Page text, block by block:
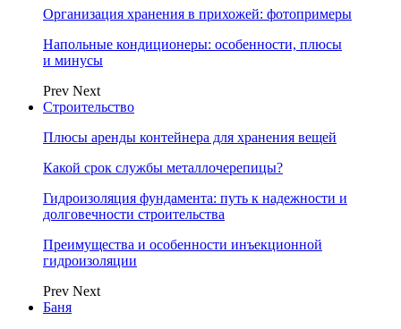
Организация хранения в прихожей: фотопримеры
Напольные кондиционеры: особенности, плюсы
и минусы
Prev Next
Строительство
Плюсы аренды контейнера для хранения вещей
Какой срок службы металлочерепицы?
Гидроизоляция фундамента: путь к надежности и
долговечности строительства
Преимущества и особенности инъекционной
гидроизоляции
Prev Next
Баня